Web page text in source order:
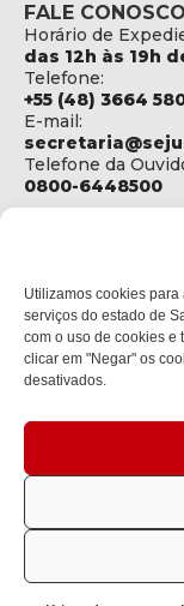
Utilizamos cookies
serviços do estado de
com o uso de cookies e
clicar em "Negar" os
desativados.
FALE CONOSCO
Horário de
das 12h às 19h
Telefone:
+55 (48) 3664
E-mail:
Telefone da
0800-6448500
SEJURI -
Rua Fúlvio
Bairro:
Estreito -
CEP: